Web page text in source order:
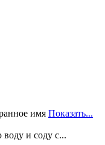
имя Показать...
и соду с...